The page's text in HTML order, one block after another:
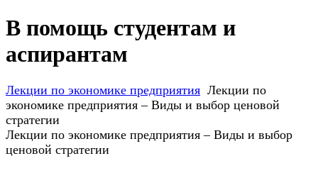
В помощь студентам и
аспирантам
Лекции по экономике предприятия Лекции по
экономике предприятия – Виды и выбор ценовой
стратегии
Лекции по экономике предприятия – Виды и выбор
ценовой стратегии